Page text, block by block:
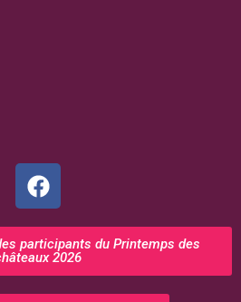
participants du Printemps des
2026